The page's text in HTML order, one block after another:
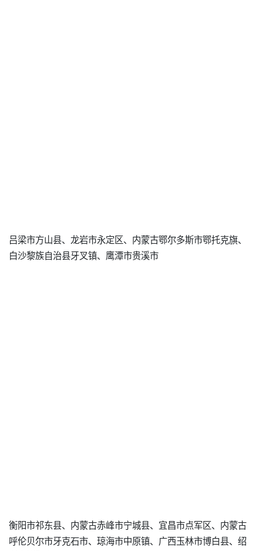
吕梁市方山县、龙岩市永定区、内蒙古鄂尔多斯市鄂托克旗、
白沙黎族自治县牙叉镇、鹰潭市贵溪市
衡阳市祁东县、内蒙古赤峰市宁城县、宜昌市点军区、内蒙古
呼伦贝尔市牙克石市、琼海市中原镇、广西玉林市博白县、绍